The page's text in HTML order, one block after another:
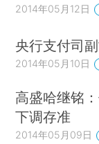
2014年05月12日
央行支付司
2014年05月10日
高盛哈继铭
下调存准
2014年05月09日